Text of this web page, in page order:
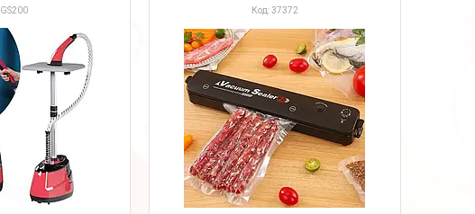
GS200 37372